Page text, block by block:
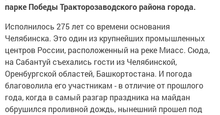
парке Победы Тракторозаводского района города.
Исполнилось 275 лет со времени основания
Челябинска. Это один из крупнейших промышленных
центров России, расположенный на реке Миасс. Сюда,
на Сабантуй съехались гости из Челябинской,
Оренбургской областей, Башкортостана. И погода
благоволила его участникам - в отличие от прошлого
года, когда в самый разгар праздника на майдан
обрушился проливной дождь, нынешний прошел под